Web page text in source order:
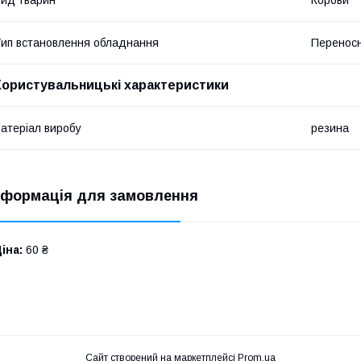
встановлення обладнання
характеристики
виробу резина
для замовлення
60 ₴
Сайт створений на маркетплейсі Prom.ua